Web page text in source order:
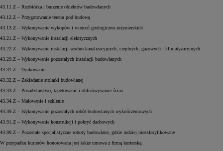
43.11.Z – Rozbiórka i burzenie obiektów budowlanych
43.12.Z – Przygotowanie terenu pod budowę
43.13.Z – Wykonywanie wykopów i wierceń geologiczno-inżynierskich
43.21.Z – Wykonywanie instalacji elektrycznych
43.22.Z – Wykonywanie instalacji wodno-kanalizacyjnych, cieplnych, gazowych i klimatyzacyjnych
43.29.Z – Wykonywanie pozostałych instalacji budowlanych
43.31.Z – Tynkowanie
43.32.Z – Zakładanie stolarki budowlanej
43.33.Z – Posadzkarstwo; tapetowanie i oblicowywanie ścian
43.34.Z – Malowanie i szklenie
43.39.Z – Wykonywanie pozostałych robót budowlanych wykończeniowych
43.91.Z – Wykonywanie konstrukcji i pokryć dachowych
43.99.Z – Pozostałe specjalistyczne roboty budowlane, gdzie indziej niesklasyfikowane
W przypadku kurierów honorowana jest także umowa z firmą kurierską.